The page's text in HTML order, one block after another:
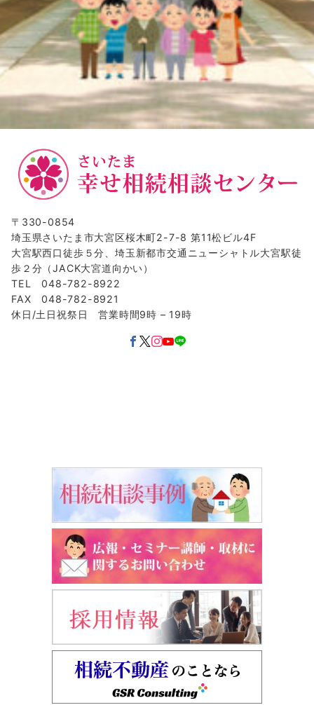
〒330-0854
埼玉県さいたま市大宮区桜木町2-7-8 第11松ビル4F
大宮駅西口徒歩５分、埼玉新都市交通ニューシャトル大宮駅徒
歩２分（JACK大宮道向かい）
TEL 048-782-8922
FAX 048-782-8921
休日/土日祝祭日 営業時間9時 – 19時